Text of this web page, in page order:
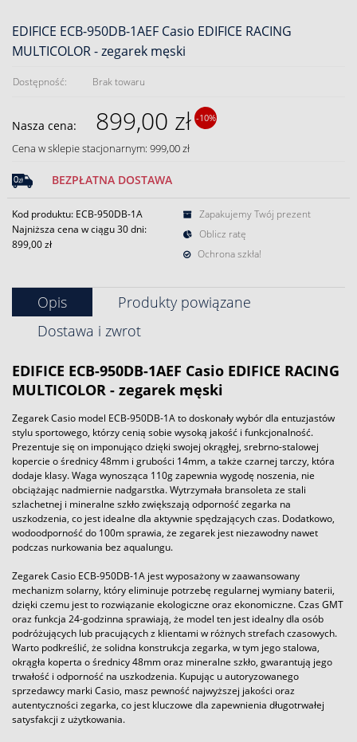
EDIFICE ECB-950DB-1AEF Casio EDIFICE RACING
MULTICOLOR - zegarek męski
Dostępność: Brak towaru
Nasza cena: 899,00 zł -10%
Cena w sklepie stacjonarnym: 999,00 zł
BEZPŁATNA DOSTAWA
Kod produktu: ECB-950DB-1A
Najniższa cena w ciągu 30 dni:
899,00 zł
Zapakujemy Twój prezent
Oblicz ratę
Ochrona szkła!
Opis
Produkty powiązane
Dostawa i zwrot
EDIFICE ECB-950DB-1AEF Casio EDIFICE RACING
MULTICOLOR - zegarek męski
Zegarek Casio model ECB-950DB-1A to doskonały wybór dla entuzjastów
stylu sportowego, którzy cenią sobie wysoką jakość i funkcjonalność.
Prezentuje się on imponująco dzięki swojej okrągłej, srebrno-stalowej
kopercie o średnicy 48mm i grubości 14mm, a także czarnej tarczy, która
dodaje klasy. Waga wynosząca 110g zapewnia wygodę noszenia, nie
obciążając nadmiernie nadgarstka. Wytrzymała bransoleta ze stali
szlachetnej i mineralne szkło zwiększają odporność zegarka na
uszkodzenia, co jest idealne dla aktywnie spędzających czas. Dodatkowo,
wodoodporność do 100m sprawia, że zegarek jest niezawodny nawet
podczas nurkowania bez aqualungu.
Zegarek Casio ECB-950DB-1A jest wyposażony w zaawansowany
mechanizm solarny, który eliminuje potrzebę regularnej wymiany baterii,
dzięki czemu jest to rozwiązanie ekologiczne oraz ekonomiczne. Czas GMT
oraz funkcja 24-godzinna sprawiają, że model ten jest idealny dla osób
podróżujących lub pracujących z klientami w różnych strefach czasowych.
Warto podkreślić, że solidna konstrukcja zegarka, w tym jego stalowa,
okrągła koperta o średnicy 48mm oraz mineralne szkło, gwarantują jego
trwałość i odporność na uszkodzenia. Kupując u autoryzowanego
sprzedawcy marki Casio, masz pewność najwyższej jakości oraz
autentyczności zegarka, co jest kluczowe dla zapewnienia długotrwałej
satysfakcji z użytkowania.